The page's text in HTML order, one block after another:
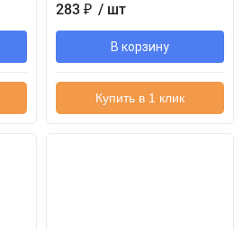
283 ₽ / шт
В корзину
Купить в 1 клик